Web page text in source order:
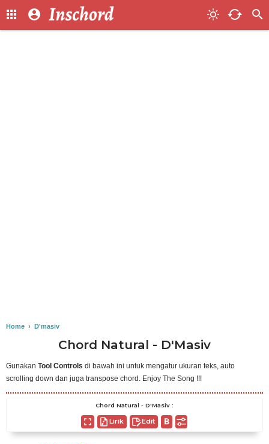
Home › D'masiv
Chord Natural - D'Masiv
Gunakan Tool Controls di bawah ini untuk mengatur ukuran teks, auto
scrolling down dan juga transpose chord. Enjoy The Song !!!
Chord Natural - D'Masiv :
Lirik Edit